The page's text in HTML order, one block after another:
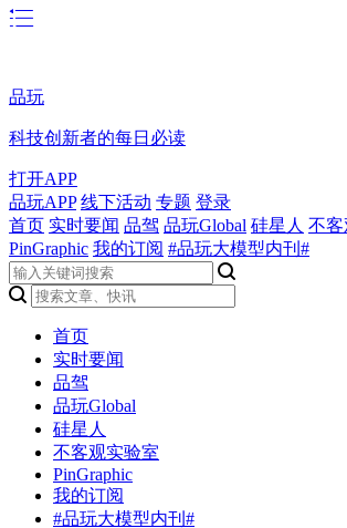
品玩
科技创新者的每日必读
打开APP
品玩APP 线下活动 专题 登录
首页 实时要闻 品驾 品玩Global 硅星人 不客
PinGraphic 我的订阅 #品玩大模型内刊#
首页
实时要闻
品驾
品玩Global
硅星人
不客观实验室
PinGraphic
我的订阅
#品玩大模型内刊#